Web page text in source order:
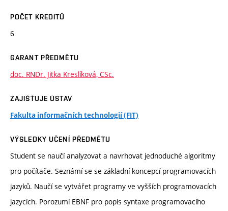
POČET KREDITŮ
6
GARANT PŘEDMĚTU
doc. RNDr. Jitka Kreslíková, CSc.
ZAJIŠŤUJE ÚSTAV
Fakulta informačních technologií (FIT)
VÝSLEDKY UČENÍ PŘEDMĚTU
Student se naučí analyzovat a navrhovat jednoduché algoritmy
pro počítače. Seznámí se se základní koncepcí programovacích
jazyků. Naučí se vytvářet programy ve vyšších programovacích
jazycích. Porozumí EBNF pro popis syntaxe programovacího